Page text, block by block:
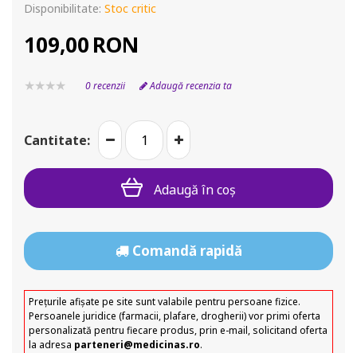
Disponibilitate: Stoc critic
109,00RON
0 recenzii Adaugă recenzia ta
Cantitate:
Adaugă în coş
Comandă rapidă
Prețurile afișate pe site sunt valabile pentru persoane fizice.
Persoanele juridice (farmacii, plafare, drogherii) vor primi oferta
personalizată pentru fiecare produs, prin e-mail, solicitand oferta
la adresa parteneri@medicinas.ro.